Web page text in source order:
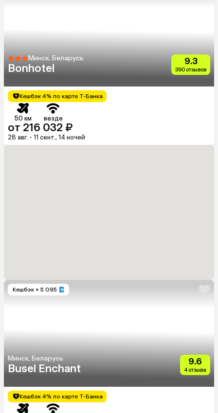
Минск, Беларусь
Bonhotel
9.3
390 отзывов
Кешбэк 4% по карте Т-Банка
50 км везде
от 216 032 ₽
28 авг. - 11 сент., 14 ночей
Кешбэк + 5 095
Минск, Беларусь
Busel Enchant
9.6
4 отзыва
Кешбэк 4% по карте Т-Банка